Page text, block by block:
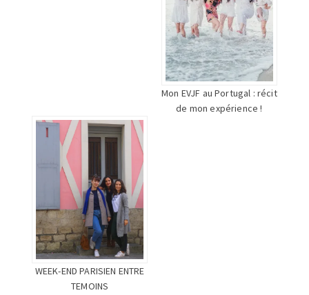
Mon EVJF au Portugal : récit
de mon expérience !
WEEK-END PARISIEN ENTRE
TEMOINS